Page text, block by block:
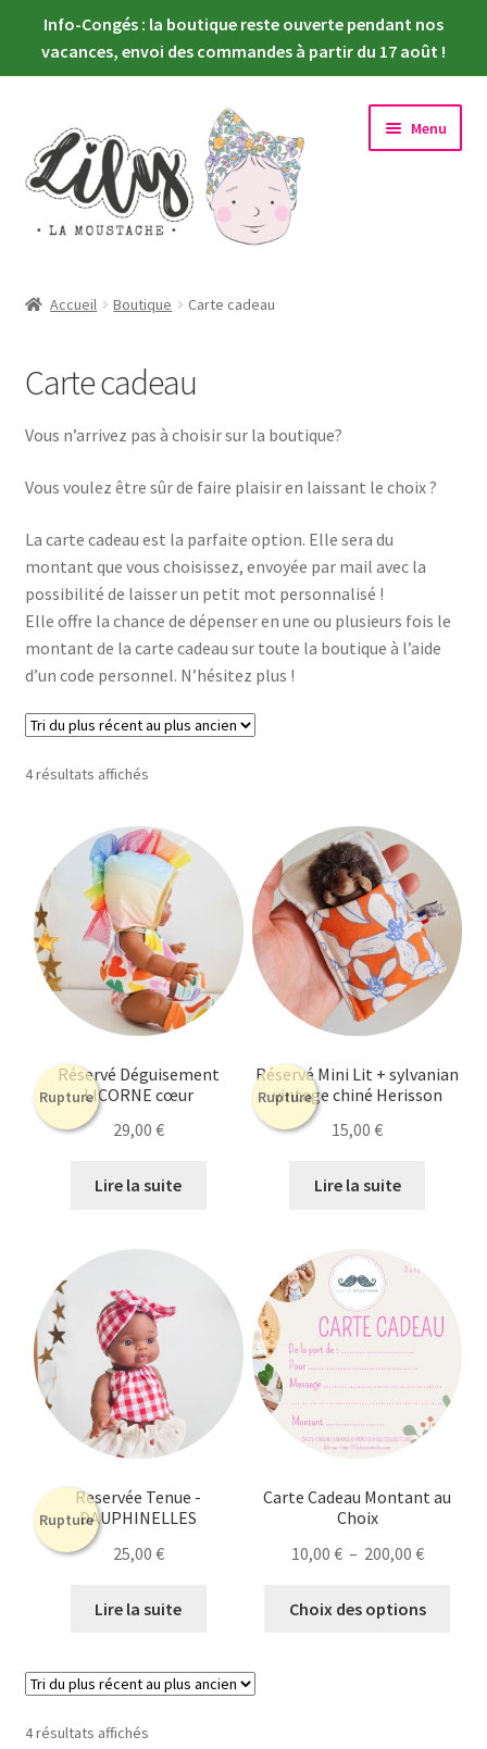
Info-Congés : la boutique reste ouverte pendant nos
vacances, envoi des commandes à partir du 17 août !
la
navigation
contenu
Menu
Habiller sa poupée
Newsletter
Ouvrir
Le Journal de Lily
menu
enfant
Accueil Boutique Carte cadeau
Carte cadeau
Vous n’arrivez pas à choisir sur la boutique?
Vous voulez être sûr de faire plaisir en laissant le choix ?
La carte cadeau est la parfaite option. Elle sera du
montant que vous choisissez, envoyée par mail avec la
possibilité de laisser un petit mot personnalisé !
Elle offre la chance de dépenser en une ou plusieurs fois le
montant de la carte cadeau sur toute la boutique à l’aide
d’un code personnel. N’hésitez plus !
4 résultats affichésTrié
récent
plus
ancien
Rupture
Réservé Déguisement
LICORNE cœur
29,00 €
Lire la suite
Rupture
Réservé Mini Lit + sylvanian
vintage chiné Herisson
15,00€
Lire la suite
Rupture
Reservée Tenue -
DAUPHINELLES
25,00 €
Lire la suite
Carte Cadeau Montant au
Choix
10,00 € – 200,00 €Plage
prix :
Choix des options
4 résultats affichésTrié